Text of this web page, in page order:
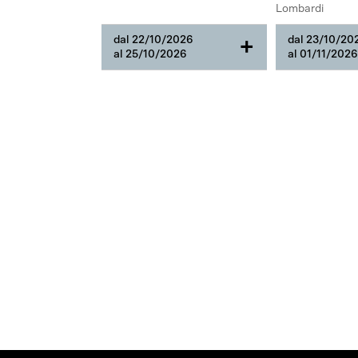
dal 22/10/2026
al 25/10/2026
+
Lombardi
dal 23/10/
al 01/11/2026